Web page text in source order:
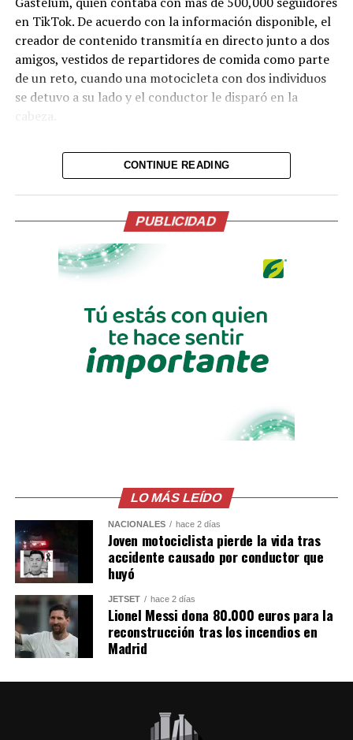
en TikTok. De acuerdo con la información disponible, el
creador de contenido transmitía en directo junto a dos
amigos, vestidos de repartidores de comida como parte
de un reto, cuando una motocicleta con dos individuos
se detuvo a su lado y el conductor le disparó en la
cabeza.
Tras el ataque, la transmisión se interrumpió de
inmediato. Posteriormente, el video fue retirado de la
parte de la grabación y han difundido imágenes del
hecho.
Lo presentían,
momentos antes de la
ejecución en medio de
una transmision en vivo
del Influencer César
Gastélum en Culiacán,
ya habian visto a los
https://t.co/PUSHvHC3I7
pic.twitter.com/7xlTBAQ77c
— Blog del Narco
México
(@blogdelnarcomx)
August 5, 2026
la víctima era un repartidor de comida. Sin embargo,
CONTINUE READING
PUBLICIDAD
LO MÁS LEÍDO
NACIONALES hace 2 días
Joven motociclista pierde la vida tras
accidente causado por conductor que
huyó
JETSET hace 2 días
Lionel Messi dona 80.000 euros para la
reconstrucción tras los incendios en
Madrid